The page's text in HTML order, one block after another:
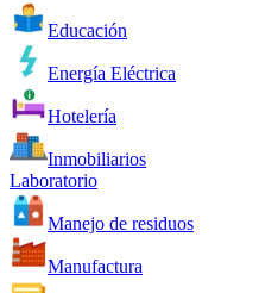
Educación
Energía Eléctrica
Hotelería
Inmobiliarios
Laboratorio
Manejo de residuos
Manufactura